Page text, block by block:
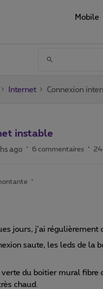
Mobile
Internet Connexion
instable
ago 6 commentaires
jours, j’ai régulièrement
saute, les leds de la
verte du boitier mural
chaud.